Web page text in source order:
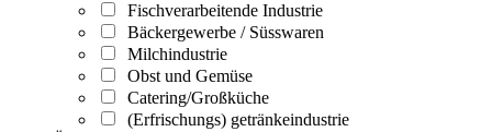
Fischverarbeitende Industrie
Bäckergewerbe / Süsswaren
Milchindustrie
Obst und Gemüse
Catering/Großküche
(Erfrischungs) getränkeindustrie